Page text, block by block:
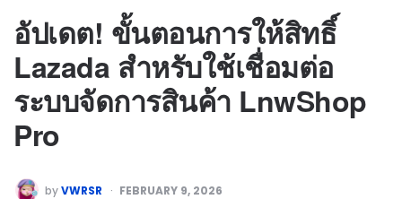
อัปเดต! ขั้นตอนการให้สิทธิ์
Lazada สำหรับใช้เชื่อมต่อ
ระบบจัดการสินค้า LnwShop
Pro
byVWRSR FEBRUARY 9, 2026